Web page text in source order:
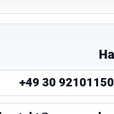
+49 30